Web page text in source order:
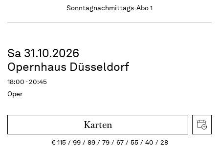
Sonntagnachmittags-Abo 1
Sa 31.10.2026
Opernhaus Düsseldorf
18:00 - 20:45
Oper
Karten
€115 99 89 79 67 55 40 28